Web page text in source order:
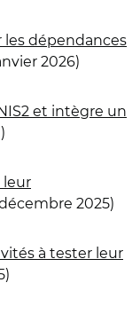
les dépendances
2026)
et intègre un
leur
2025)
à tester leur